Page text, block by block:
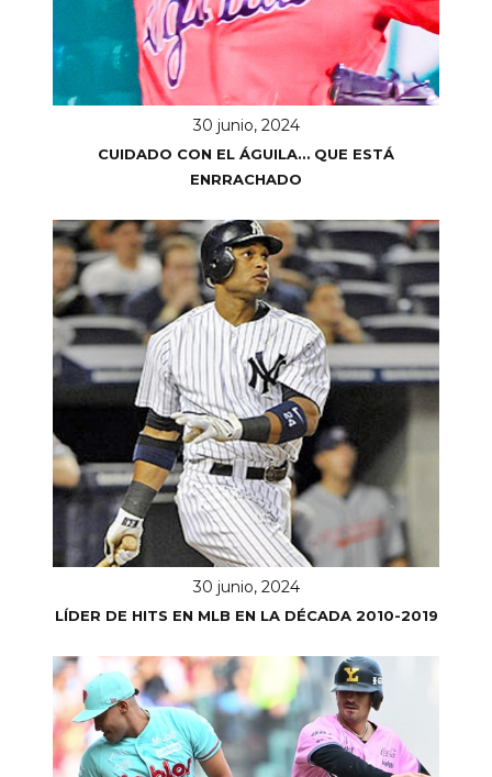
30 junio, 2024
CUIDADO CON EL ÁGUILA… QUE ESTÁ
ENRRACHADO
30 junio, 2024
LÍDER DE HITS EN MLB EN LA DÉCADA 2010-2019